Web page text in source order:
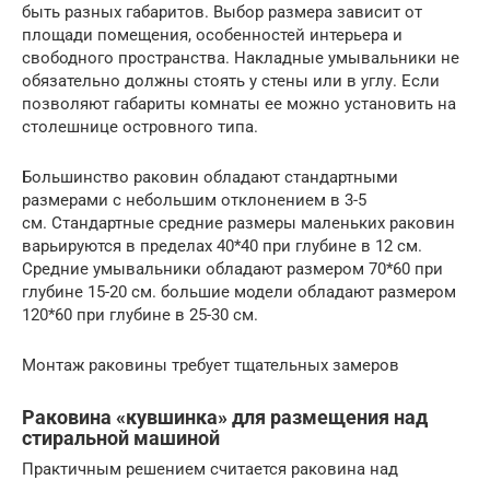
быть разных габаритов. Выбор размера зависит от
площади помещения, особенностей интерьера и
свободного пространства. Накладные умывальники не
обязательно должны стоять у стены или в углу. Если
позволяют габариты комнаты ее можно установить на
столешнице островного типа.
Большинство раковин обладают стандартными
размерами с небольшим отклонением в 3-5
см. Стандартные средние размеры маленьких раковин
варьируются в пределах 40*40 при глубине в 12 см.
Средние умывальники обладают размером 70*60 при
глубине 15-20 см. большие модели обладают размером
120*60 при глубине в 25-30 см.
Монтаж раковины требует тщательных замеров
Раковина «кувшинка» для размещения над
стиральной машиной
Практичным решением считается раковина над